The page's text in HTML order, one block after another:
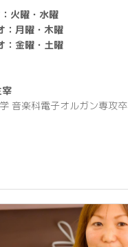
火曜・水曜
：月曜・木曜
：金曜・土曜
音楽科電子オルガン専攻卒